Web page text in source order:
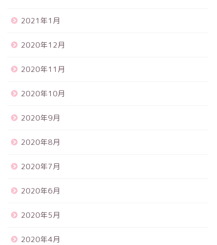
2021年1月
2020年12月
2020年11月
2020年10月
2020年9月
2020年8月
2020年7月
2020年6月
2020年5月
2020年4月